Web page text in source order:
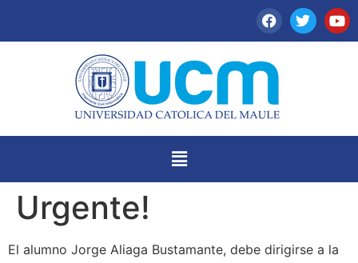
Urgente!
El alumno Jorge Aliaga Bustamante, debe dirigirse a la